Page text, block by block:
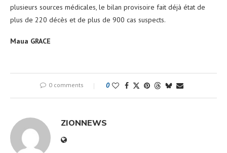
plusieurs sources médicales, le bilan provisoire fait déjà état de
plus de 220 décès et de plus de 900 cas suspects.
Maua GRACE
0 comments 0
ZIONNEWS